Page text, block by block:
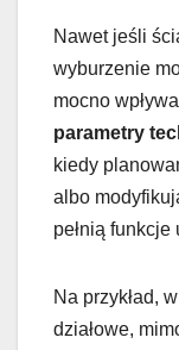
Nawet jeśli
wyburzenie
mocno
parametry
kiedy
albo
pełnią
Na przykład,
działowe,